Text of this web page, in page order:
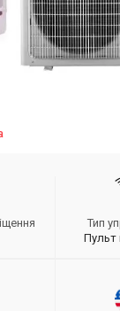
Тип
Пульт